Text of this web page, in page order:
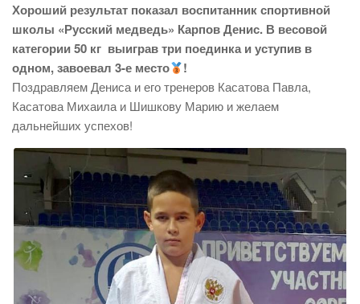
Хороший результат показал воспитанник спортивной
школы «Русский медведь» Карпов Денис. В весовой
категории 50 кг выиграв три поединка и уступив в
одном, завоевал 3-е место
!
Поздравляем Дениса и его тренеров Касатова Павла,
Касатова Михаила и Шишкову Марию и желаем
дальнейших успехов!